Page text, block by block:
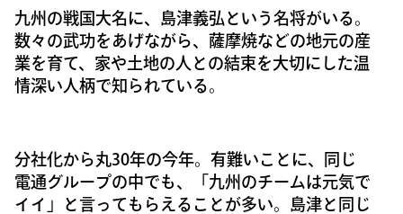
九州の戦国大名に、島津義弘という名将がいる。
数々の武功をあげながら、薩摩焼などの地元の産
業を育て、家や土地の人との結束を大切にした温
情深い人柄で知られている。
分社化から丸30年の今年。有難いことに、同じ
電通グループの中でも、「九州のチームは元気で
イイ」と言ってもらえることが多い。島津と同じ